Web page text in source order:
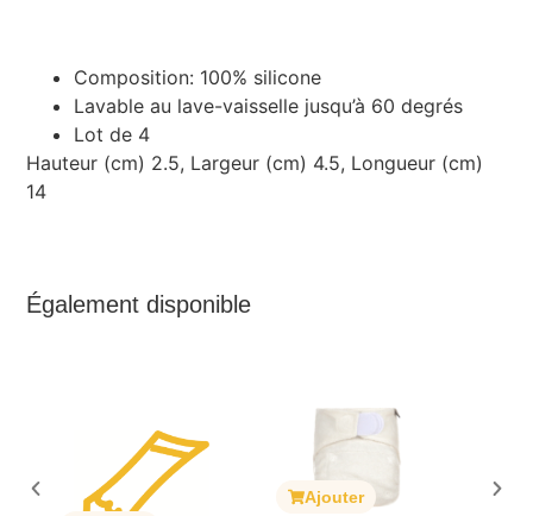
Composition: 100% silicone
Lavable au lave-vaisselle jusqu’à 60 degrés
Lot de 4
Hauteur (cm) 2.5, Largeur (cm) 4.5, Longueur (cm)
14
Également disponible
Ajouter